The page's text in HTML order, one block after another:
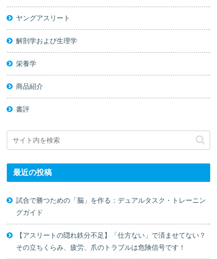
ヤングアスリート
解剖学および生理学
栄養学
商品紹介
書評
最近の投稿
試合で勝つための「脳」を作る：デュアルタスク・トレーニン
グガイド
【アスリートの隠れ鉄分不足】「仕方ない」で済ませてない？
その立ちくらみ、疲労、爪のトラブルは危険信号です！